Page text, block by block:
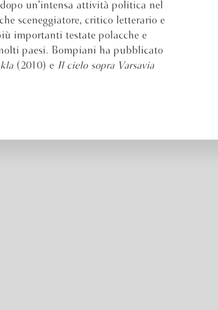
un’intensa attività politica nel
sceneggiatore, critico letterario e
importanti testate polacche e
paesi. Bompiani ha pubblicato
(2010) e Il cielo sopra Varsavia